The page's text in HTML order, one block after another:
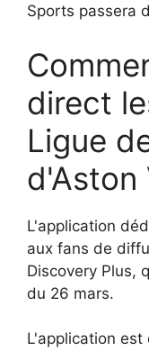
Sports passera
direct
Ligue
d'Aston
L'application
aux fans de
Discovery Plus,
du 26 mars.
L'application